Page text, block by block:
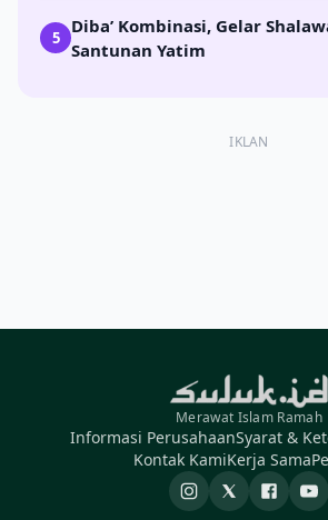
5
Diba’ Kombinasi, Gelar
Santunan Yatim
IKLAN
Merawat Islam Ramah
Informasi PerusahaanSyarat &
Kontak KamiKerja Sama
Instagram
X